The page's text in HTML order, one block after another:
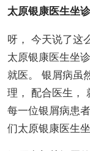
太原银康医生坐
呀， 今天说了这
太原银康医生坐
就医。 银屑病虽
理， 配合医生，
每一位银屑病患
们太原银康医生